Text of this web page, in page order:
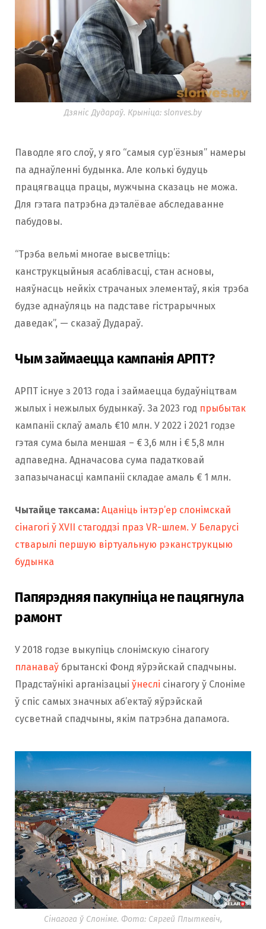
Дзяніс Дудараў. Крыніца: slonves.by
Паводле яго слоў, у яго “самыя сур’ёзныя” намеры
па аднаўленні будынка. Але колькі будуць
працягвацца працы, мужчына сказаць не можа.
Для гэтага патрэбна дэталёвае абследаванне
пабудовы.
“Трэба вельмі многае высветліць:
канструкцыйныя асаблівасці, стан асновы,
наяўнасць нейкіх страчаных элементаў, якія трэба
будзе аднаўляць на падставе гістрарычных
даведак”, — сказаў Дудараў.
Чым займаецца кампанія АРПТ?
АРПТ існуе з 2013 года і займаецца будаўніцтвам
жылых і нежылых будынкаў. За 2023 год прыбытак
кампаніі склаў амаль €10 млн. У 2022 і 2021 годзе
гэтая сума была меншая – € 3,6 млн і € 5,8 млн
адпаведна. Адначасова сума падатковай
запазычанасці кампаніі складае амаль € 1 млн.
Чытайце таксама: Ацаніць інтэр’ер слонімскай
сінагогі ў XVII стагоддзі праз VR-шлем. У Беларусі
стварылі першую віртуальную рэканструкцыю
будынка
Папярэдняя пакупніца не пацягнула
рамонт
У 2018 годзе выкупіць слонімскую сінагогу
планаваў брытанскі Фонд яўрэйскай спадчыны.
Прадстаўнікі арганізацыі ўнеслі сінагогу ў Слоніме
ў спіс самых значных аб’ектаў яўрэйскай
сусветнай спадчыны, якім патрэбна дапамога.
Сінагога ў Слоніме. Фота: Сяргей Плыткевіч,